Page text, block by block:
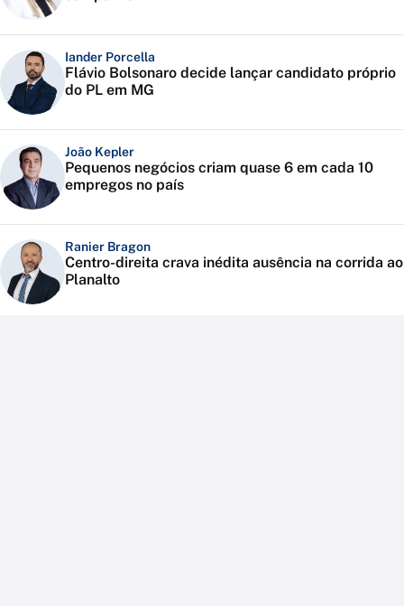
Iander Porcella
Flávio Bolsonaro decide lançar candidato próprio
do PL em MG
João Kepler
Pequenos negócios criam quase 6 em cada 10
empregos no país
Ranier Bragon
Centro-direita crava inédita ausência na corrida ao
Planalto